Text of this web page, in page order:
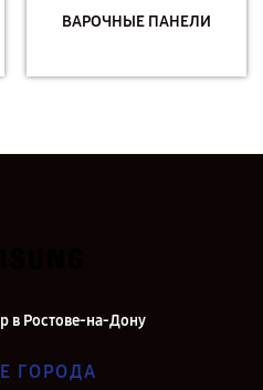
ВАРОЧНЫЕ ПАНЕЛИ
в Ростове-на-Дону
ГОРОДА